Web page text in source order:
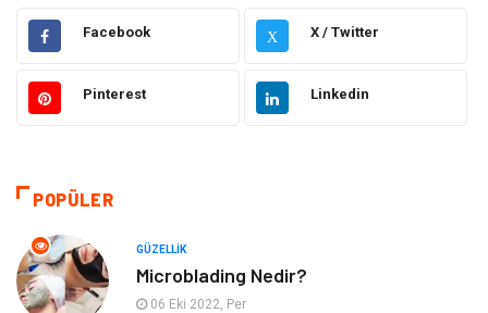
Dekorasyon Elektronik
Güzellik Makine
Sağlıklı Yaşam
Yeme İçme
Organizasyon
Facebook X X / Twitter
Pinterest Linkedin
POPÜLER
GÜZELLIK
Microblading Nedir?
06 Eki 2022, Per